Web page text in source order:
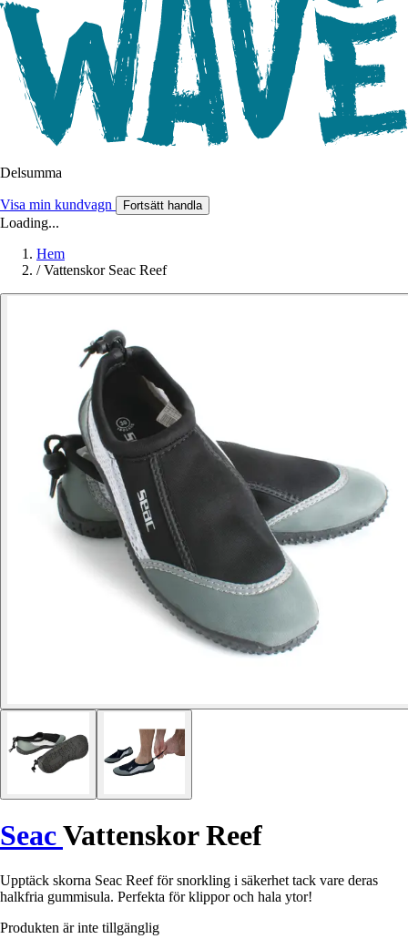
Delsumma
Visa min kundvagn Fortsätt handla
Loading...
Hem
/ Vattenskor Seac Reef
SeacVattenskor Reef
Upptäck skorna Seac Reef för snorkling i säkerhet tack vare deras
halkfria gummisula. Perfekta för klippor och hala ytor!
Produkten är inte tillgänglig